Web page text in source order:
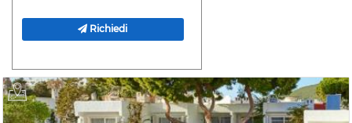
Richiedi